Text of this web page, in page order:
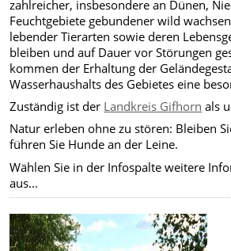
zahlreicher, insbesondere an Dünen,
Feuchtgebiete gebundener wild
lebender Tierarten sowie deren
bleiben und auf Dauer vor Störungen
kommen der Erhaltung der
Wasserhaushalts des Gebietes eine
Zuständig ist der Landkreis Gifhorn als
Natur erleben ohne zu stören: Bleiben
führen Sie Hunde an der Leine.
Wählen Sie in der Infospalte weitere
aus...